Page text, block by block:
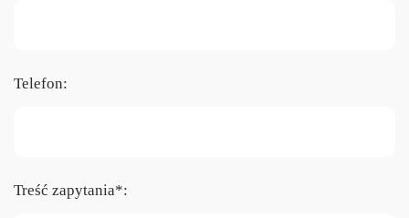
Telefon:
Treść zapytania*: